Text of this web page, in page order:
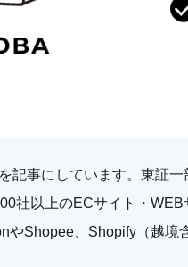
記事にしています。東証
社以上のECサイト・
やShopee、Shopify（越境